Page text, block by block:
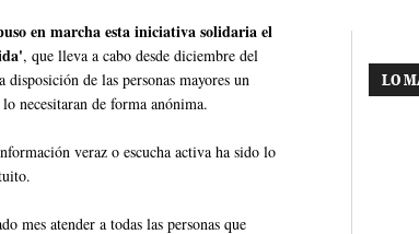
en marcha esta iniciativa solidaria el
, que lleva a cabo desde diciembre del
de las personas mayores un
necesitaran de forma anónima.
veraz o escucha activa ha sido lo
mes atender a todas las personas que
LO